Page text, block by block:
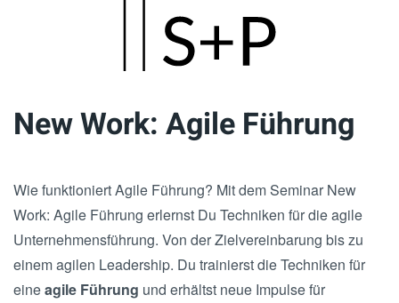
content
New Work: Agile Führung
Wie funktioniert Agile Führung? Mit dem Seminar New
Work: Agile Führung erlernst Du Techniken für die agile
Unternehmensführung. Von der Zielvereinbarung bis zu
einem agilen Leadership. Du trainierst die Techniken für
eineagile Führung und erhältst neue Impulse für